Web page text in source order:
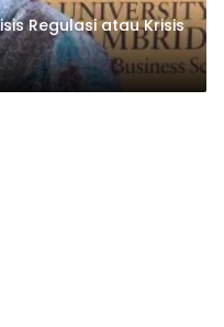
Regulasi atau Krisis